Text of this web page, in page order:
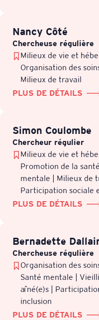
Nancy Côté
Chercheuse régulière
Milieux de vie et
Organisation des
Milieux de travail
PLUS DE DÉTAILS
Simon Coulombe
Chercheur régulier
Milieux de vie et
Promotion de la
mentale | Milieux de
Participation sociale
PLUS DE DÉTAILS
Bernadette
Chercheuse régulière
Organisation des
Santé mentale |
aîné(e)s |
inclusion
PLUS DE DÉTAILS